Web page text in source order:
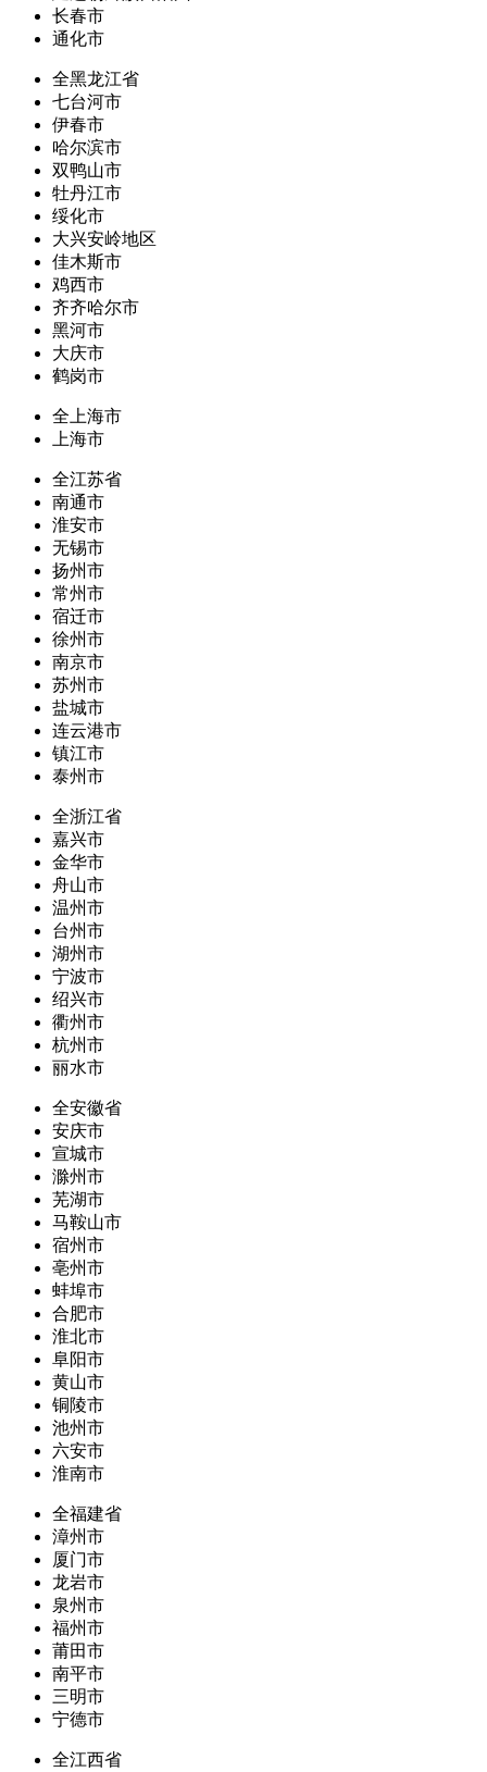
长春市
通化市
全黑龙江省
七台河市
伊春市
哈尔滨市
双鸭山市
牡丹江市
绥化市
大兴安岭地区
佳木斯市
鸡西市
齐齐哈尔市
黑河市
大庆市
鹤岗市
全上海市
上海市
全江苏省
南通市
淮安市
无锡市
扬州市
常州市
宿迁市
徐州市
南京市
苏州市
盐城市
连云港市
镇江市
泰州市
全浙江省
嘉兴市
金华市
舟山市
温州市
台州市
湖州市
宁波市
绍兴市
衢州市
杭州市
丽水市
全安徽省
安庆市
宣城市
滁州市
芜湖市
马鞍山市
宿州市
亳州市
蚌埠市
合肥市
淮北市
阜阳市
黄山市
铜陵市
池州市
六安市
淮南市
全福建省
漳州市
厦门市
龙岩市
泉州市
福州市
莆田市
南平市
三明市
宁德市
全江西省